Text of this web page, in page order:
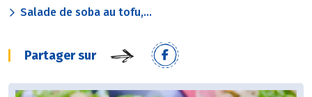
Salade de soba au tofu,...
Partager sur